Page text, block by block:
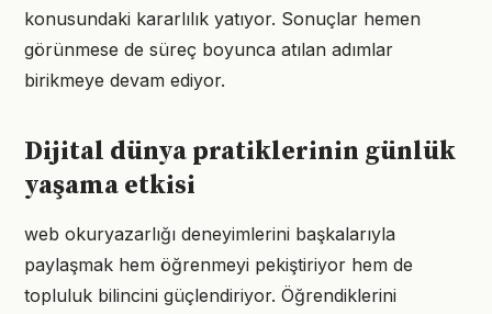
konusundaki kararlılık yatıyor. Sonuçlar hemen
görünmese de süreç boyunca atılan adımlar
birikmeye devam ediyor.
Dijital dünya pratiklerinin günlük
yaşama etkisi
web okuryazarlığı deneyimlerini başkalarıyla
paylaşmak hem öğrenmeyi pekiştiriyor hem de
topluluk bilincini güçlendiriyor. Öğrendiklerini